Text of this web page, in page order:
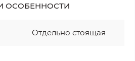
ОСОБЕННОСТИ
Отдельно стоящая